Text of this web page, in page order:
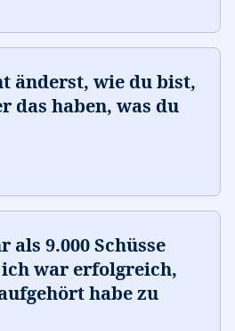
änderst, wie du bist,
das haben, was du
als 9.000 Schüsse
war erfolgreich,
habe zu